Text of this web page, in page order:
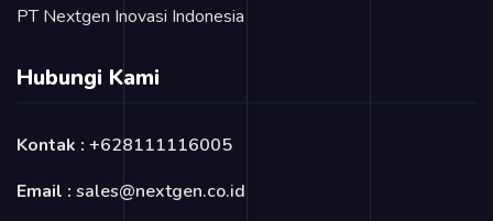
PT Nextgen Inovasi Indonesia
Hubungi Kami
Kontak : +628111116005
Email : sales@nextgen.co.id